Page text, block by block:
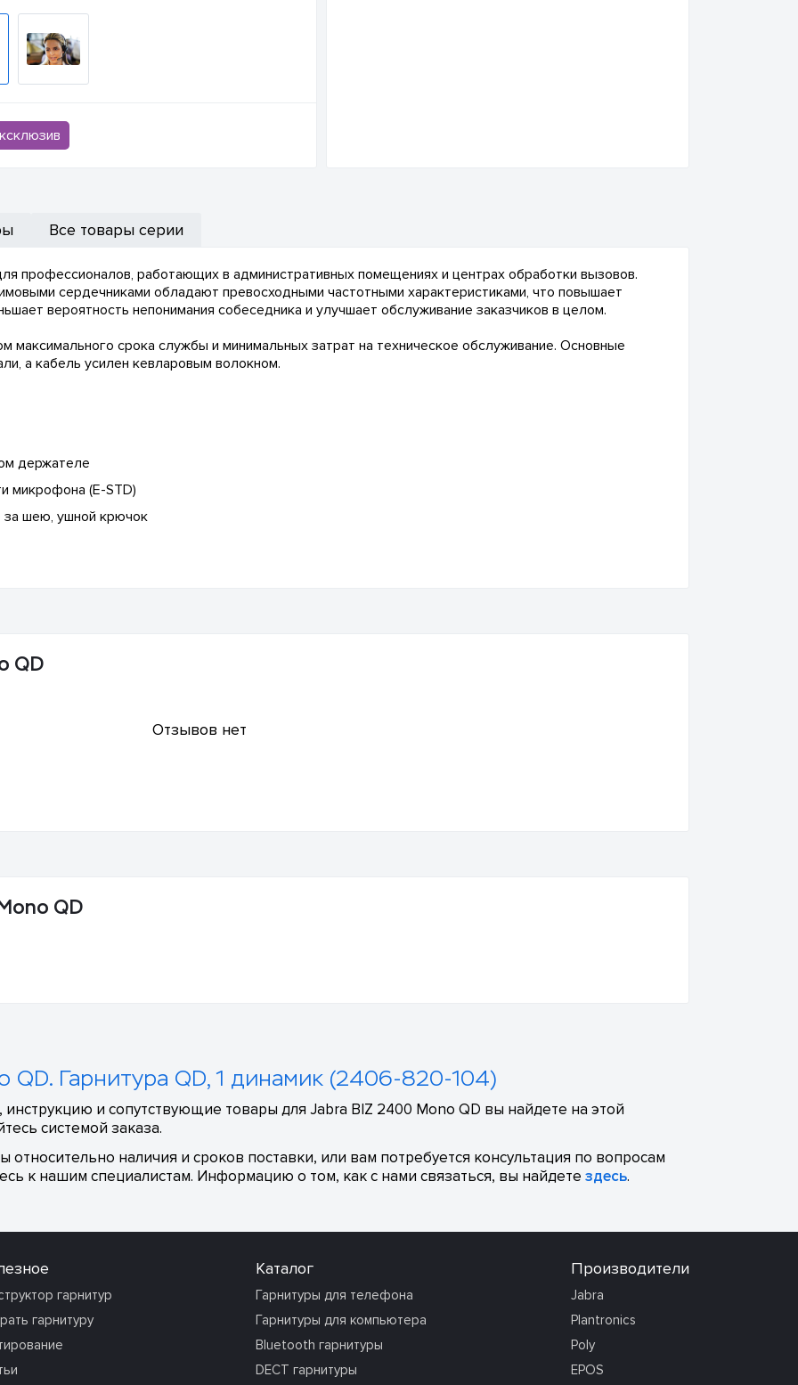
Все товары серии
профессионалов, работающих в административных помещениях и центрах обработки вызовов.
сердечниками обладают превосходными частотными характеристиками, что повышает
вероятность непонимания собеседника и улучшает обслуживание заказчиков в целом.
максимального срока службы и минимальных затрат на техническое обслуживание. Основные
а кабель усилен кевларовым волокном.
держателе
микрофона (E-STD)
за шею, ушной крючок
QD
Отзывов нет
QD
QD. Гарнитура QD, 1 динамик (2406-820-104)
и сопутствующие товары для Jabra BIZ 2400 Mono QD вы найдете на этой
системой заказа.
относительно наличия и сроков поставки, или вам потребуется консультация по вопросам
к нашим специалистам. Информацию о том, как с нами связаться, вы найдете здесь.
гарнитур
гарнитуру
Каталог
Гарнитуры для телефона
Гарнитуры для компьютера
Bluetooth гарнитуры
DECT гарнитуры
Производители
Jabra
Plantronics
Poly
EPOS